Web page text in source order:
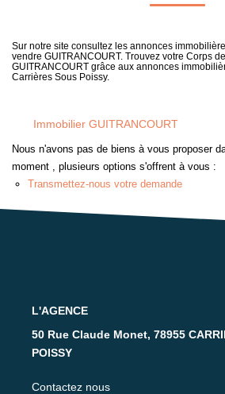
L' AGENCE
CONTACT
Sur notre site consultez les annonces
vendre GUITRANCOURT. Trouvez votre Corps
GUITRANCOURT grâce aux annonces
Carrières Sous Poissy.
Immobilier GUITRANCOURT
Nous n'avons pas de biens à vous proposer
moment , plusieurs options s'offrent à vous :
Transmettez-nous votre demande
L'AGENCE
50 Rue Claude Monet, 78955
POISSY
Contactez nous